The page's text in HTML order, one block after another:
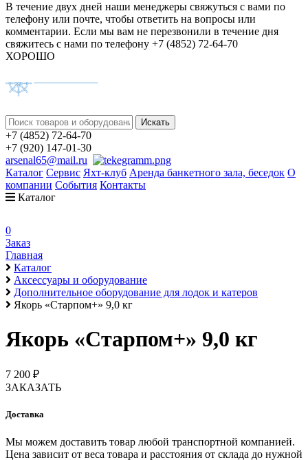
В течение двух дней наши менеджеры свяжуться с вами по
телефону или почте, чтобы ответить на вопросы или
комментарии. Если мы вам не перезвонили в течение дня
свяжитесь с нами по телефону +7 (4852) 72-64-70
ХОРОШО
+7 (4852) 72-64-70
+7 (920) 147-01-30
arsenal65@mail.ru
Каталог Сервис Яхт-клуб Аренда банкетного зала, беседок О
компании События Контакты
Каталог
0
Заказ
Главная
Каталог
Аксессуары и оборудование
Дополнительное оборудование для лодок и катеров
Якорь «Старпом+» 9,0 кг
Якорь «Старпом+» 9,0 кг
7 200 ₽
ЗАКАЗАТЬ
Доставка
Мы можем доставить товар любой транспортной компанией.
Цена зависит от веса товара и расстояния от склада до нужной